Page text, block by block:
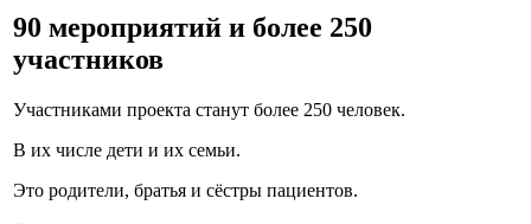
90 мероприятий и более 250
участников
Участниками проекта станут более 250 человек.
В их числе дети и их семьи.
Это родители, братья и сёстры пациентов.